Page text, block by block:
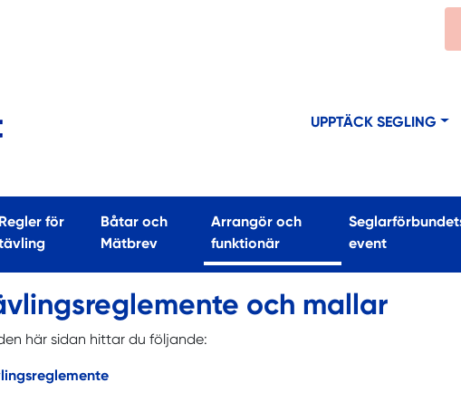
UPPTÄCK SEGLING
Regler för
Båtar och
Mätbrev
Arrangör och
funktionär(current)
event
och mallar
här sidan hittar du följande: